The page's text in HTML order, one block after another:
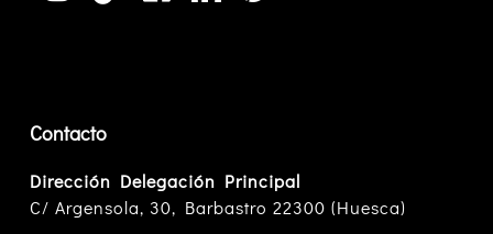
Contacto
Dirección Delegación Principal
C/ Argensola, 30, Barbastro 22300 (Huesca)